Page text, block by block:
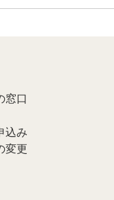
窓口
込み
変更